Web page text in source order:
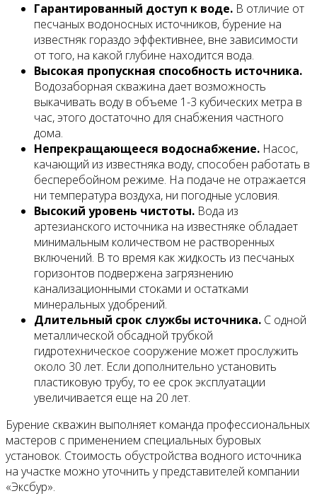
Гарантированный доступ к воде. В отличие от
песчаных водоносных источников, бурение на
известняк гораздо эффективнее, вне зависимости
от того, на какой глубине находится вода.
Высокая пропускная способность источника.
Водозаборная скважина дает возможность
выкачивать воду в объеме 1-3 кубических метра в
час, этого достаточно для снабжения частного
дома.
Непрекращающееся водоснабжение. Насос,
качающий из известняка воду, способен работать в
бесперебойном режиме. На подаче не отражается
ни температура воздуха, ни погодные условия.
Высокий уровень чистоты. Вода из
артезианского источника на известняке обладает
минимальным количеством не растворенных
включений. В то время как жидкость из песчаных
горизонтов подвержена загрязнению
канализационными стоками и остатками
минеральных удобрений.
Длительный срок службы источника. С одной
металлической обсадной трубкой
гидротехническое сооружение может прослужить
около 30 лет. Если дополнительно установить
пластиковую трубу, то ее срок эксплуатации
увеличивается еще на 20 лет.
Бурение скважин выполняет команда профессиональных
мастеров с применением специальных буровых
установок. Стоимость обустройства водного источника
на участке можно уточнить у представителей компании
«Эксбур».